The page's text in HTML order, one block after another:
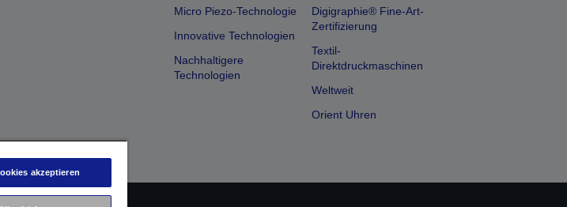
Micro Piezo-Technologie
Innovative Technologien
Nachhaltigere
Technologien
Digigraphie® Fine-Art-
Zertifizierung
Textil-
Direktdruckmaschinen
Weltweit
Orient Uhren
akzeptieren